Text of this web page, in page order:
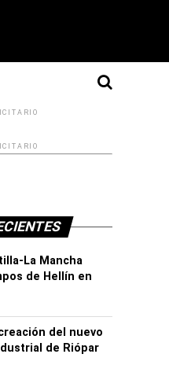
La Mancha
de Hellín en
del nuevo
de Riópar